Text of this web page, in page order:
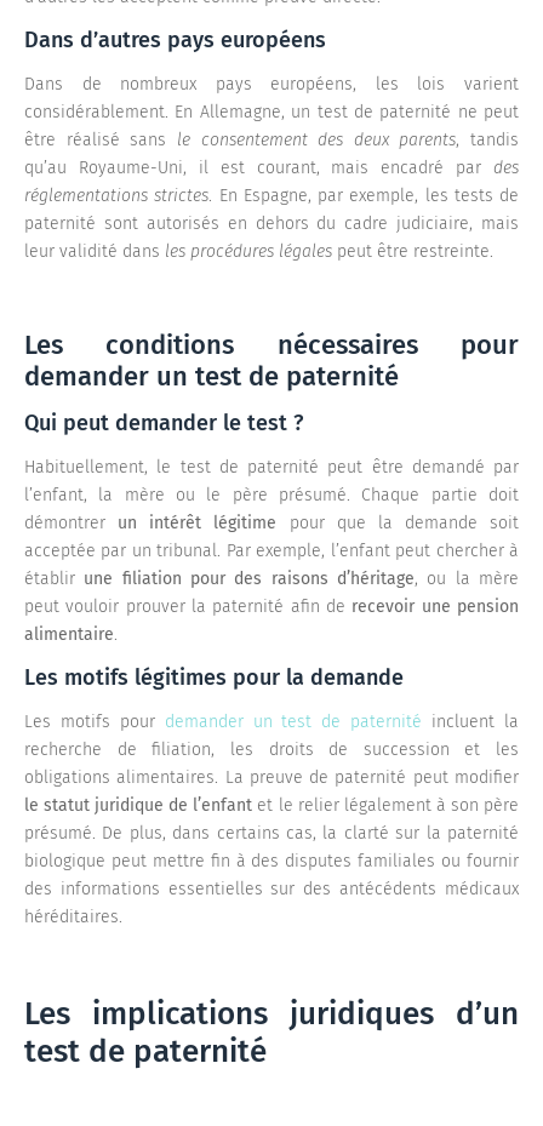
Dans d’autres pays européens
Dans de nombreux pays européens, les lois varient
considérablement. En Allemagne, un test de paternité ne peut
être réalisé sans le consentement des deux parents, tandis
qu’au Royaume-Uni, il est courant, mais encadré par des
réglementations strictes. En Espagne, par exemple, les tests de
paternité sont autorisés en dehors du cadre judiciaire, mais
leur validité dans les procédures légales peut être restreinte.
Les conditions nécessaires pour
demander un test de paternité
Qui peut demander le test ?
Habituellement, le test de paternité peut être demandé par
l’enfant, la mère ou le père présumé. Chaque partie doit
démontrer un intérêt légitime pour que la demande soit
acceptée par un tribunal. Par exemple, l’enfant peut chercher à
établir une filiation pour des raisons d’héritage, ou la mère
peut vouloir prouver la paternité afin de recevoir une pension
alimentaire.
Les motifs légitimes pour la demande
Les motifs pour demander un test de paternité incluent la
recherche de filiation, les droits de succession et les
obligations alimentaires. La preuve de paternité peut modifier
le statut juridique de l’enfant et le relier légalement à son père
présumé. De plus, dans certains cas, la clarté sur la paternité
biologique peut mettre fin à des disputes familiales ou fournir
des informations essentielles sur des antécédents médicaux
héréditaires.
Les implications juridiques d’un
test de paternité